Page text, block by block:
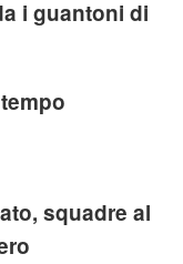
i guantoni di
squadre al